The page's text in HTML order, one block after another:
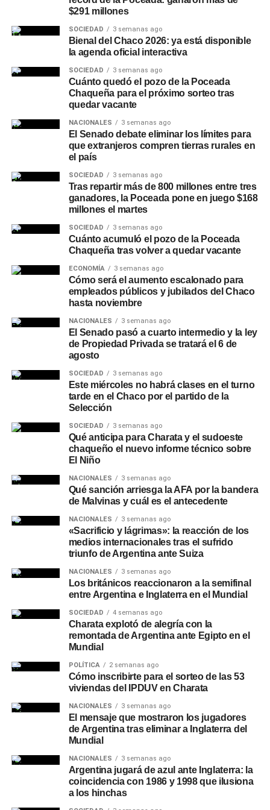
cada capacitación. Desde el Municipio remarcaron que
se trata de una oportunidad para sumar herramientas
digitales y financieras que faciliten tanto la búsqueda de
empleo como el desarrollo de un emprendimiento propio.
Quienes necesiten información o ayuda para completar el
trámite pueden acercarse a laOficina de Empleo
, ubicada en el CEEC, sobre la ruta 89, en el
acciones que impulsa elMunicipiode Charata junto a la
Secretaría de Trabajo, Empleo y Seguridad Social de la
Nación para fortalecer la inserción laboral en la región.
noticias de CharataenCharataChaco.Net.
$291 millones
SOCIEDAD 3 semanas ago
Bienal del Chaco 2026: ya está disponible
la agenda oficial interactiva
SOCIEDAD 3 semanas ago
Cuánto quedó el pozo de la Poceada
Chaqueña para el próximo sorteo tras
quedar vacante
NACIONALES 3 semanas ago
El Senado debate eliminar los límites para
que extranjeros compren tierras rurales en
el país
SOCIEDAD 3 semanas ago
Tras repartir más de 800 millones entre tres
ganadores, la Poceada pone en juego $168
millones el martes
SOCIEDAD 3 semanas ago
Cuánto acumuló el pozo de la Poceada
Chaqueña tras volver a quedar vacante
ECONOMÍA 3 semanas ago
Cómo será el aumento escalonado para
empleados públicos y jubilados del Chaco
hasta noviembre
NACIONALES 3 semanas ago
El Senado pasó a cuarto intermedio y la ley
de Propiedad Privada se tratará el 6 de
agosto
SOCIEDAD 3 semanas ago
Este miércoles no habrá clases en el turno
tarde en el Chaco por el partido de la
Selección
SOCIEDAD 3 semanas ago
Qué anticipa para Charata y el sudoeste
chaqueño el nuevo informe técnico sobre
El Niño
NACIONALES 3 semanas ago
Qué sanción arriesga la AFA por la bandera
de Malvinas y cuál es el antecedente
NACIONALES 3 semanas ago
«Sacrificio y lágrimas»: la reacción de los
medios internacionales tras el sufrido
triunfo de Argentina ante Suiza
NACIONALES 3 semanas ago
Los británicos reaccionaron a la semifinal
entre Argentina e Inglaterra en el Mundial
SOCIEDAD 4 semanas ago
Charata explotó de alegría con la
remontada de Argentina ante Egipto en el
Mundial
POLÍTICA 2 semanas ago
Cómo inscribirte para el sorteo de las 53
viviendas del IPDUV en Charata
NACIONALES 3 semanas ago
El mensaje que mostraron los jugadores
de Argentina tras eliminar a Inglaterra del
Mundial
NACIONALES 3 semanas ago
Argentina jugará de azul ante Inglaterra: la
coincidencia con 1986 y 1998 que ilusiona
a los hinchas